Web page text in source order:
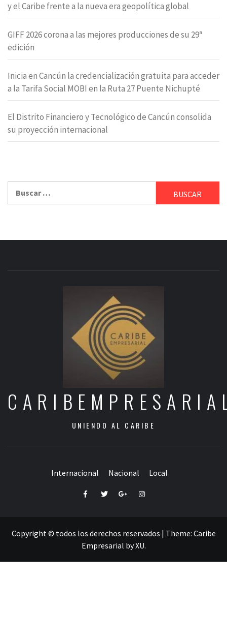
y el Caribe frente a la nueva era geopolítica global
GIFF 2026 corona a las mejores producciones de su 29ª
edición
Inicia en Cancún la credencialización gratuita para acceder
a la Tarifa Social MOBI en la Ruta 27 Puente Nichupté
El Distrito Financiero y Tecnológico de Cancún consolida
su proyección internacional
UNIENDO AL CARIBE
Internacional Nacional Local
FacebookTwitterGoogle+Instagram
Copyright © todos los derechos reservados | Theme: Caribe
Empresarial byXU.